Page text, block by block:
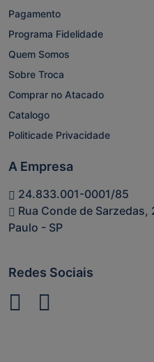
Pagamento
Programa Fidelidade
Quem Somos
Sobre Troca
Comprar no Atacado
Catalogo
Politicade Privacidade
A Empresa
24.833.001-0001/85
Rua Conde de Sarzedas,
Paulo - SP
Redes Sociais